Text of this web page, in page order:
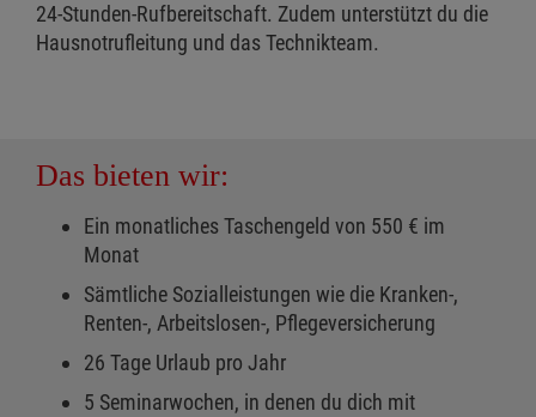
24-Stunden-Rufbereitschaft. Zudem unterstützt du die
Hausnotrufleitung und das Technikteam.
Das bieten wir:
Ein monatliches Taschengeld von 550 € im
Monat
Sämtliche Sozialleistungen wie die Kranken-,
Renten-, Arbeitslosen-, Pflegeversicherung
26 Tage Urlaub pro Jahr
5 Seminarwochen, in denen du dich mit